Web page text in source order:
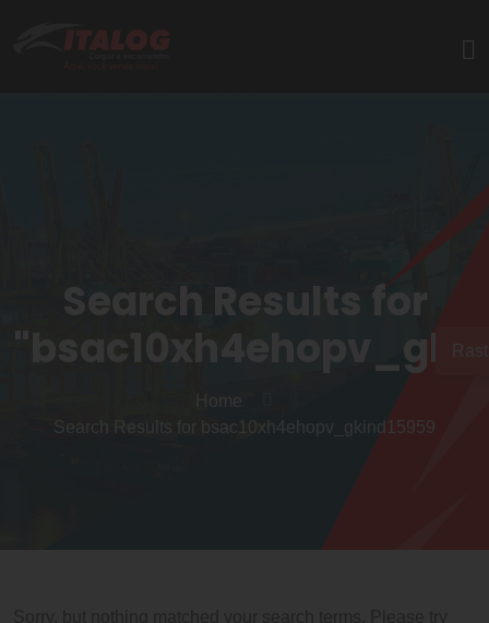
Search Results for
Home
Search Results for bsac10xh4ehopv_gkind15959